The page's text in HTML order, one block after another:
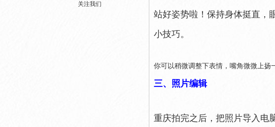
关注我们
站好姿势啦！保持身体挺直，
小技巧。
你可以稍微调整下表情，嘴角微微上扬
三、照片编辑
重庆拍完之后，把照片导入电